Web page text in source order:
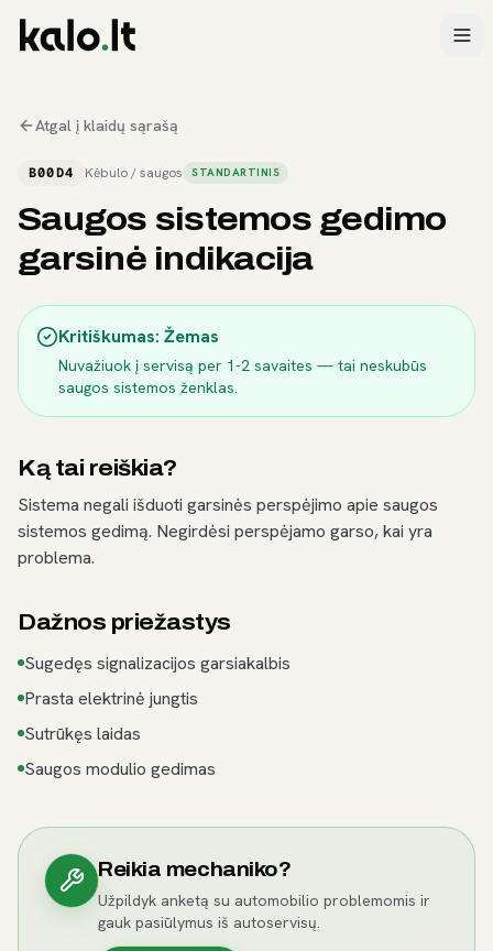
Atgal į klaidų sąrašą
B00D4 Kėbulo / saugos STANDARTINIS
Saugos sistemos gedimo
garsinė indikacija
Kritiškumas: Žemas
Nuvažiuok į servisą per 1-2 savaites — tai neskubūs
saugos sistemos ženklas.
Ką tai reiškia?
Sistema negali išduoti garsinės perspėjimo apie saugos
sistemos gedimą. Negirdėsi perspėjamo garso, kai yra
problema.
Dažnos priežastys
Sugedęs signalizacijos garsiakalbis
Prasta elektrinė jungtis
Sutrūkęs laidas
Saugos modulio gedimas
Reikia mechaniko?
Užpildyk anketą su automobilio problemomis ir
gauk pasiūlymus iš autoservisų.